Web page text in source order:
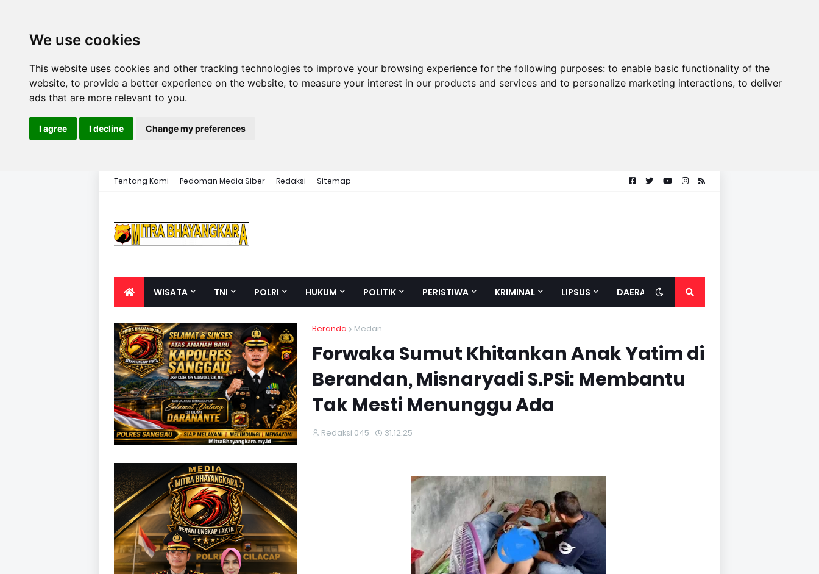
We use cookies
This website uses cookies and other tracking technologies to improve your browsing experience for the following purposes: to enable basic functionality of the
website, to provide a better experience on the website, to measure your interest in our products and services and to personalize marketing interactions, to deliver
ads that are more relevant to you.
I agree I decline Change my preferences
Tentang Kami Pedoman Media Siber Redaksi Sitemap
WISATA TNI POLRI HUKUM POLITIK PERISTIWA KRIMINAL LIPSUS DAERAH
Beranda Medan
Forwaka Sumut Khitankan Anak Yatim di
Berandan, Misnaryadi S.PSi: Membantu
Tak Mesti Menunggu Ada
Redaksi 045 31.12.25